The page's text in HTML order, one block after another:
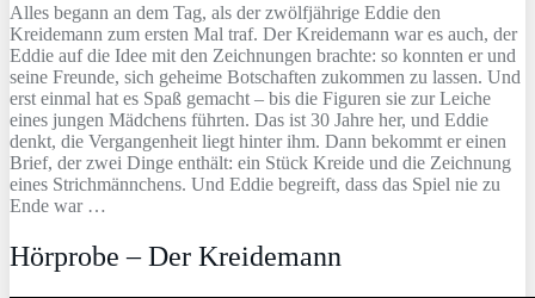
Alles begann an dem Tag, als der zwölfjährige Eddie den
Kreidemann zum ersten Mal traf. Der Kreidemann war es auch, der
Eddie auf die Idee mit den Zeichnungen brachte: so konnten er und
seine Freunde, sich geheime Botschaften zukommen zu lassen. Und
erst einmal hat es Spaß gemacht – bis die Figuren sie zur Leiche
eines jungen Mädchens führten. Das ist 30 Jahre her, und Eddie
denkt, die Vergangenheit liegt hinter ihm. Dann bekommt er einen
Brief, der zwei Dinge enthält: ein Stück Kreide und die Zeichnung
eines Strichmännchens. Und Eddie begreift, dass das Spiel nie zu
Ende war …
Hörprobe – Der Kreidemann